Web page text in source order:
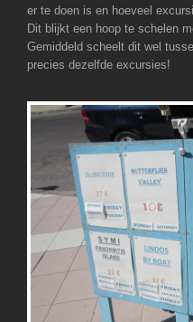
er te doen is en hoeveel
Dit blijkt een hoop te schelen
Gemiddeld scheelt dit wel
precies dezelfde excursies!